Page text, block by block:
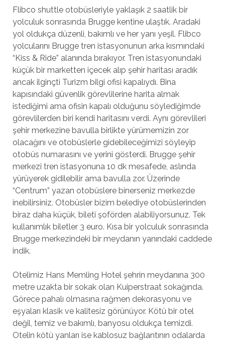
Flibco shuttle otobüsleriyle yaklaşık 2 saatlik bir
yolculuk sonrasında Brugge kentine ulaştık. Aradaki
yol oldukça düzenli, bakımlı ve her yanı yeşil. Flibco
yolcularını Brugge tren istasyonunun arka kısmındaki
“Kiss & Ride” alanında bırakıyor. Tren istasyonundaki
küçük bir marketten içecek alıp şehir haritası aradık
ancak ilginçti Turizm bilgi ofisi kapalıydı. Bina
kapısındaki güvenlik görevlilerine harita almak
istediğimi ama ofisin kapalı olduğunu söylediğimde
görevlilerden biri kendi haritasını verdi. Aynı görevlileri
şehir merkezine bavulla birlikte yürümemizin zor
olacağını ve otobüslerle gidebileceğimizi söyleyip
otobüs numarasını ve yerini gösterdi. Brugge şehir
merkezi tren istasyonuna 10 dk mesafede, aslında
yürüyerek gidilebilir ama bavulla zor. Üzerinde
“Centrum” yazan otobüslere binerseniz merkezde
inebilirsiniz. Otobüsler bizim belediye otobüslerinden
biraz daha küçük, bileti şoförden alabiliyorsunuz. Tek
kullanımlık biletler 3 euro. Kısa bir yolculuk sonrasında
Brugge merkezindeki bir meydanın yanındaki caddede
indik.
Otelimiz Hans Memling Hotel şehrin meydanına 300
metre uzakta bir sokak olan Kuiperstraat sokağında.
Görece pahalı olmasına rağmen dekorasyonu ve
eşyaları klasik ve kalitesiz görünüyor. Kötü bir otel
değil, temiz ve bakımlı, banyosu oldukça temizdi.
Otelin kötü yanları ise kablosuz bağlantının odalarda